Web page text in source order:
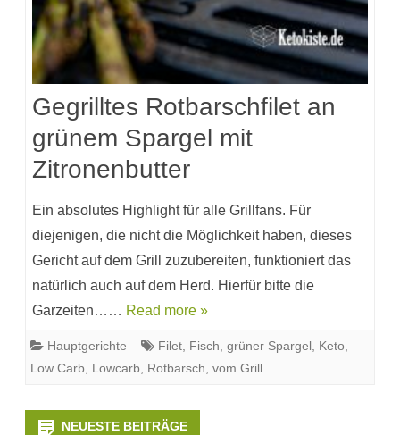
Gegrilltes Rotbarschfilet an
grünem Spargel mit
Zitronenbutter
Ein absolutes Highlight für alle Grillfans. Für
diejenigen, die nicht die Möglichkeit haben, dieses
Gericht auf dem Grill zuzubereiten, funktioniert das
natürlich auch auf dem Herd. Hierfür bitte die
Garzeiten…… Read more »
Hauptgerichte Filet, Fisch, grüner Spargel, Keto,
Low Carb, Lowcarb, Rotbarsch, vom Grill
NEUESTE BEITRÄGE